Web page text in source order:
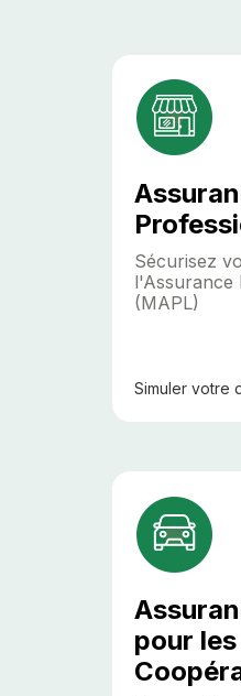
Sécurisez
l'Assurance
(MAPL)
Simuler votre
pour